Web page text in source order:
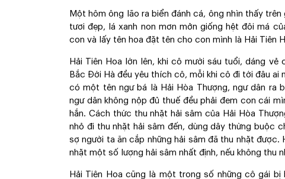
Một hôm ông lão ra biển đánh cá, ông nhìn thấy
tươi đẹp, lá xanh non mơn mởn giống hệt đôi má
con và lấy tên hoa đặt tên cho con mình là Hải Tiên
Hải Tiên Hoa lớn lên, khi cô mười sáu tuổi, dáng
Bắc Đới Hà đều yêu thích cô, mỗi khi cô đi tới đâu ai
có một tên ngư bá là Hải Hòa Thượng, ngư dân ra
ngư dân không nộp đủ thuế đều phải đem con cái
hắn. Cách thức thu nhặt hải sâm của Hải Hòa
nhỏ đi thu nhặt hải sâm đến, dùng dây thừng buộc
sợ người ta ăn cắp những hải sâm đã thu nhặt được.
nhặt một số lượng hải sâm nhất định, nếu không thu
Hải Tiên Hoa cũng là một trong số những cô gái